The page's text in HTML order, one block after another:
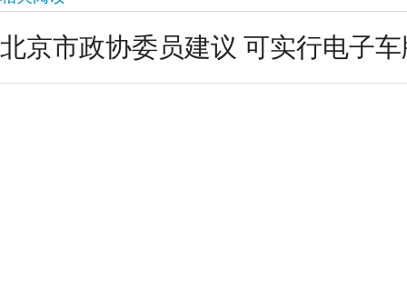
北京市政协委员建议 可实行电子